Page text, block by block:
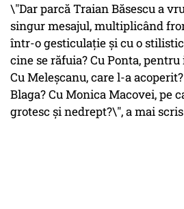
\"Dar parcă Traian Băsescu a
singur mesajul, multiplicând
într-o gesticulație și cu o
cine se răfuia? Cu Ponta,
Cu Meleșcanu, care l-a
Blaga? Cu Monica Macovei, pe
grotesc și nedrept?\", a mai